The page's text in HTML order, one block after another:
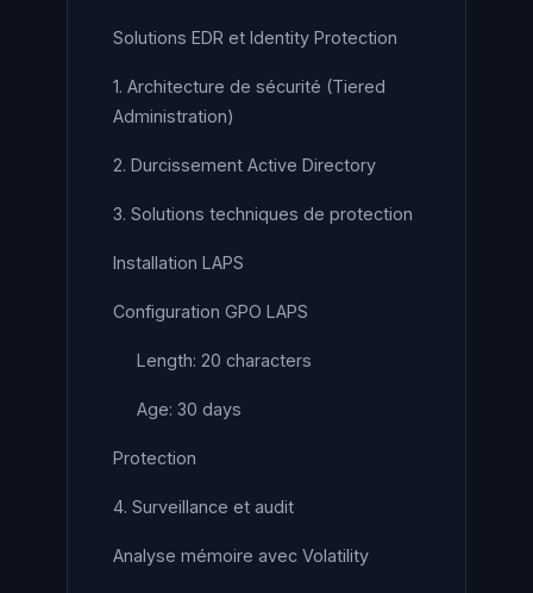
Solutions EDR et Identity Protection
1. Architecture de sécurité (Tiered
Administration)
2. Durcissement Active Directory
3. Solutions techniques de protection
Installation LAPS
Configuration GPO LAPS
Length: 20 characters
Age: 30 days
Protection
4. Surveillance et audit
Analyse mémoire avec Volatility